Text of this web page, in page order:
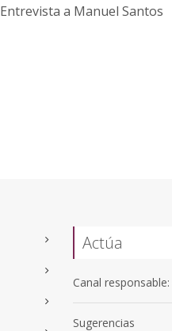
Entrevista a Manuel Santos
Actúa
Canal
Sugerencias